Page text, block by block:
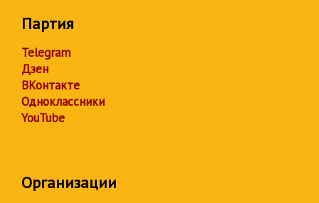
Партия
Telegram
Дзен
ВКонтакте
Одноклассники
YouTube
Организации